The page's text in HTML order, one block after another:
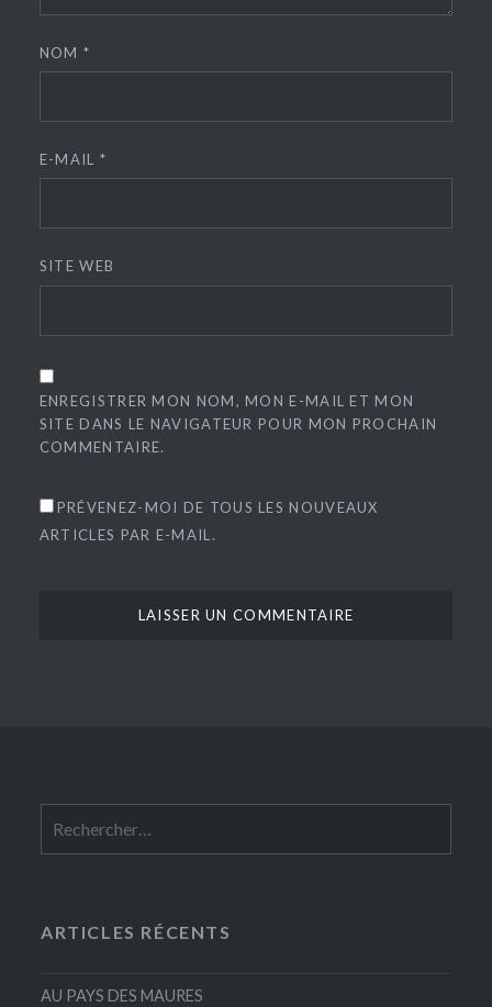
NOM*
E-MAIL *
SITE WEB
ENREGISTRER MON NOM, MON E-MAIL ET MON
SITE DANS LE NAVIGATEUR POUR MON PROCHAIN
COMMENTAIRE.
PRÉVENEZ-MOI DE TOUS LES NOUVEAUX
ARTICLES PAR E-MAIL.
ARTICLES RÉCENTS
AU PAYS DES MAURES